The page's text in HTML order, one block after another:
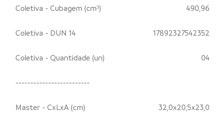
Coletiva - Cubagem (cm³) 490,96
Coletiva - DUN 14 17892327542352
Coletiva - Quantidade (un) 04
-------------------------
Master - CxLxA (cm) 32,0x20,5x23,0